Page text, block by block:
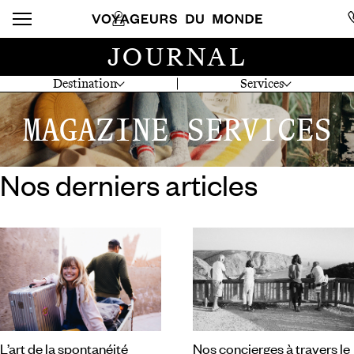
Destination Services
JOURNAL
MAGAZINE SERVICES
Nos derniers articles
L’art de la spontanéité
Nos concierges à travers le